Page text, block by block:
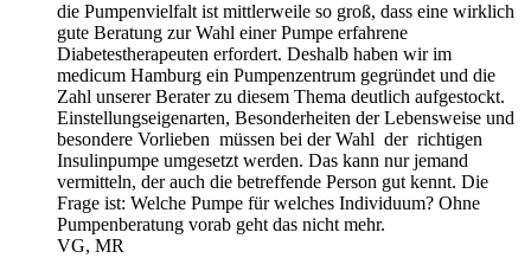
die Pumpenvielfalt ist mittlerweile so groß, dass eine wirklich
gute Beratung zur Wahl einer Pumpe erfahrene
Diabetestherapeuten erfordert. Deshalb haben wir im
medicum Hamburg ein Pumpenzentrum gegründet und die
Zahl unserer Berater zu diesem Thema deutlich aufgestockt.
Einstellungseigenarten, Besonderheiten der Lebensweise und
besondere Vorlieben müssen bei der Wahl der richtigen
Insulinpumpe umgesetzt werden. Das kann nur jemand
vermitteln, der auch die betreffende Person gut kennt. Die
Frage ist: Welche Pumpe für welches Individuum? Ohne
Pumpenberatung vorab geht das nicht mehr.
VG, MR